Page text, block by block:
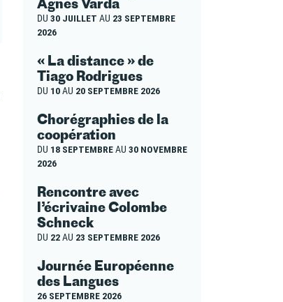
DU 30 JUILLET AU 23 SEPTEMBRE
2026
« La distance » de
Tiago Rodrigues
DU 10AU 20 SEPTEMBRE 2026
Chorégraphies de la
coopération
DU 18 SEPTEMBREAU 30 NOVEMBRE
2026
Rencontre avec
l’écrivaine Colombe
Schneck
DU 22AU 23 SEPTEMBRE 2026
Journée Européenne
des Langues
26 SEPTEMBRE 2026